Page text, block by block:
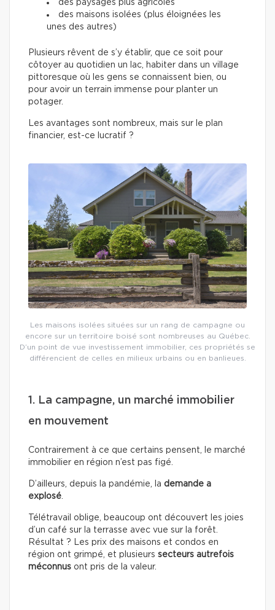
des paysages plus agricoles
des maisons isolées (plus éloignées les
unes des autres)
Plusieurs rêvent de s’y établir, que ce soit pour
côtoyer au quotidien un lac, habiter dans un village
pittoresque où les gens se connaissent bien, ou
pour avoir un terrain immense pour planter un
potager.
Les avantages sont nombreux, mais sur le plan
financier, est-ce lucratif ?
Les maisons isolées situées sur un rang de campagne ou
encore sur un territoire boisé sont nombreuses au Québec.
D’un point de vue investissement immobilier, ces propriétés se
différencient de celles en milieux urbains ou en banlieues.
1. La campagne, un marché immobilier
en mouvement
Contrairement à ce que certains pensent, le marché
immobilier en région n’est pas figé.
D’ailleurs, depuis la pandémie, la demande a
explosé.
Télétravail oblige, beaucoup ont découvert les joies
d’un café sur la terrasse avec vue sur la forêt.
Résultat ? Les prix des maisons et condos en
région ont grimpé, et plusieurs secteurs autrefois
méconnus ont pris de la valeur.